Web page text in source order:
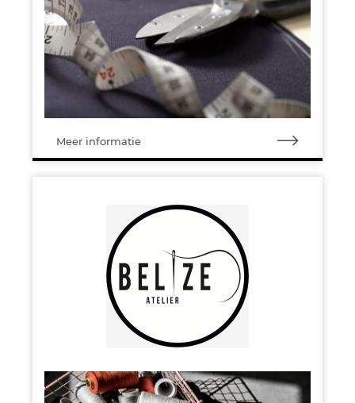
Meer informatie